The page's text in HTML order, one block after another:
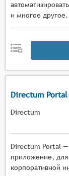
и многое другое.
Directum Portal
Directum
Directum Portal —
приложение, для
корпоративной